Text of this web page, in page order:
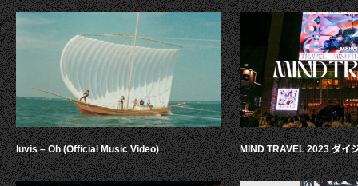
luvis – Oh (Official Music Video) MIND TRAVEL 2023 ダイ